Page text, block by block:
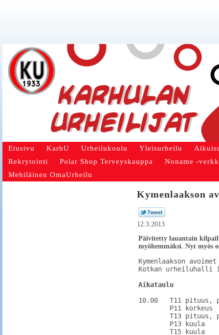
Etusivu KarhU Urheilukoulu Yleisurheilu
Rekrytointi
Polar Shop Terveyskauppa
Noname -
Mehiläinen OmaUrheilu
Kymenlaakson
12.3.2013
Päivitetty lauantain
myöhemmäksi. Nyt myös
Kymenlaakson
Kotkan urheiluhalli
Aikataulu
10.00	T11 pituus, paikka 2